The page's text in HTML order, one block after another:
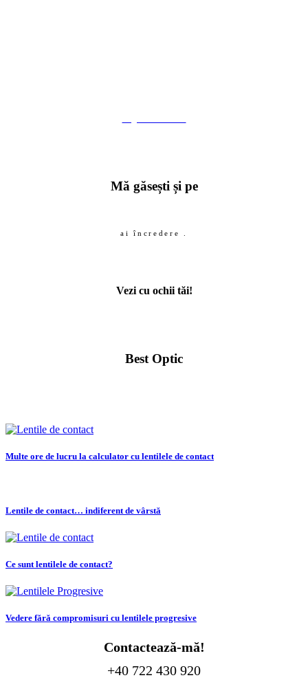
Mă găsești și pe
ai încredere .
Vezi cu ochii tăi!
Best Optic
Multe ore de lucru la calculator cu lentilele de contact
Lentile de contact… indiferent de vârstă
Ce sunt lentilele de contact?
Vedere fără compromisuri cu lentilele progresive
Contactează-mă!
+40 722 430 920